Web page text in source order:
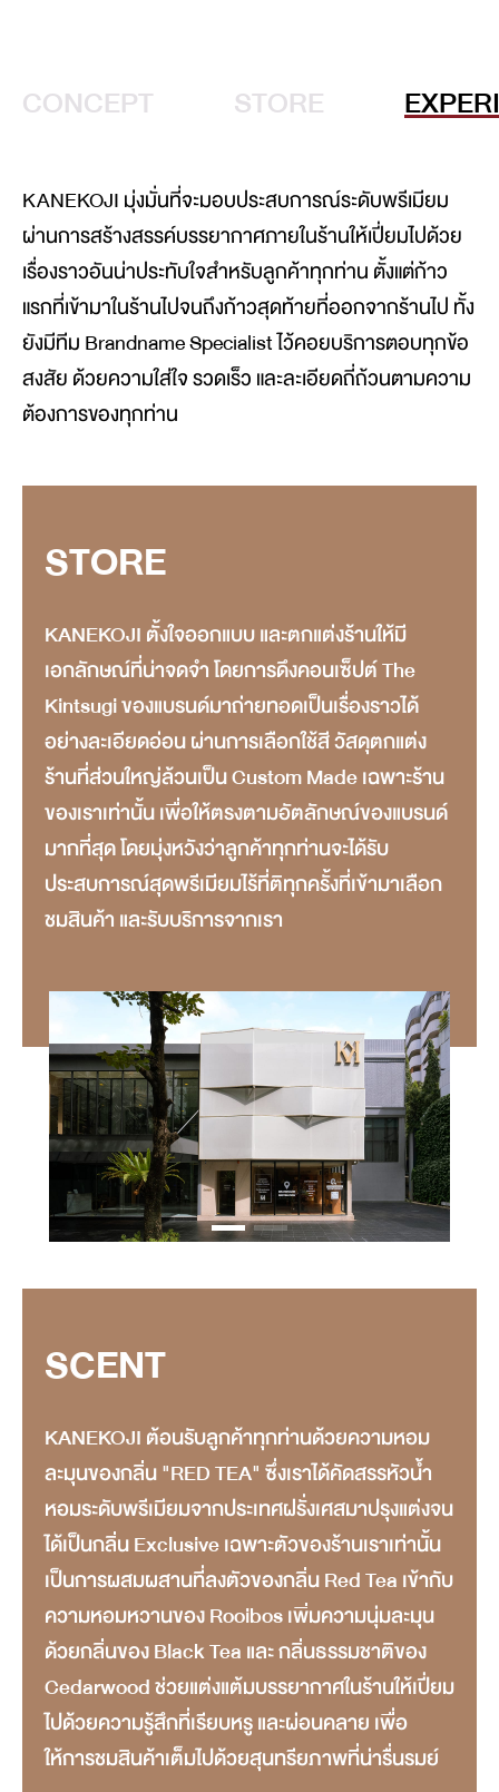
CONCEPT STORE
KANEKOJI มุ่งมั่นที่จะมอบประสบการณ์ระดับพรีเมียม
ผ่านการสร้างสรรค์บรรยากาศภายในร้านให้เปี่ยมไปด้วย
เรื่องราวอันน่าประทับใจสำหรับลูกค้าทุกท่าน ตั้งแต่ก้าว
แรกที่เข้ามาในร้านไปจนถึงก้าวสุดท้ายที่ออกจากร้านไป ทั้ง
ยังมีทีม Brandname Specialist ไว้คอยบริการตอบทุกข้อ
สงสัย ด้วยความใส่ใจ รวดเร็ว และละเอียดถี่ถ้วนตามความ
ต้องการของทุกท่าน
STORE
KANEKOJI ตั้งใจออกแบบ และตกแต่งร้านให้มี
เอกลักษณ์ที่น่าจดจำ โดยการดึงคอนเซ็ปต์ The
Kintsugi ของแบรนด์มาถ่ายทอดเป็นเรื่องราวได้
อย่างละเอียดอ่อน ผ่านการเลือกใช้สี วัสดุตกแต่ง
ร้านที่ส่วนใหญ่ล้วนเป็น Custom Made เฉพาะร้าน
ของเราเท่านั้น เพื่อให้ตรงตามอัตลักษณ์ของแบรนด์
มากที่สุด โดยมุ่งหวังว่าลูกค้าทุกท่านจะได้รับ
ประสบการณ์สุดพรีเมียมไร้ที่ติทุกครั้งที่เข้ามาเลือก
ชมสินค้า และรับบริการจากเรา
SCENT
KANEKOJI ต้อนรับลูกค้าทุกท่านด้วยความหอม
ละมุนของกลิ่น "RED TEA" ซึ่งเราได้คัดสรรหัวน้ำ
หอมระดับพรีเมียมจากประเทศฝรั่งเศสมาปรุงแต่งจน
ได้เป็นกลิ่น Exclusive เฉพาะตัวของร้านเราเท่านั้น
เป็นการผสมผสานที่ลงตัวของกลิ่น Red Tea เข้ากับ
ความหอมหวานของ Rooibos เพิ่มความนุ่มละมุน
ด้วยกลิ่นของ Black Tea และ กลิ่นธรรมชาติของ
Cedarwood ช่วยแต่งแต้มบรรยากาศในร้านให้เปี่ยม
ไปด้วยความรู้สึกที่เรียบหรู และผ่อนคลาย เพื่อ
ให้การชมสินค้าเต็มไปด้วยสุนทรียภาพที่น่ารื่นรมย์